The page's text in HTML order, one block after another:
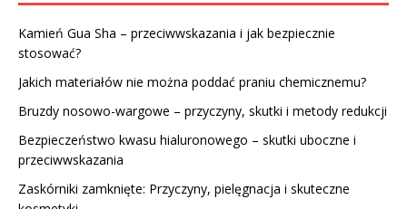
Kamień Gua Sha – przeciwwskazania i jak bezpiecznie
stosować?
Jakich materiałów nie można poddać praniu chemicznemu?
Bruzdy nosowo-wargowe – przyczyny, skutki i metody redukcji
Bezpieczeństwo kwasu hialuronowego – skutki uboczne i
przeciwwskazania
Zaskórniki zamknięte: Przyczyny, pielęgnacja i skuteczne